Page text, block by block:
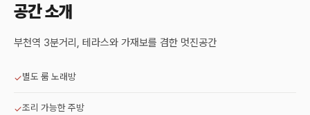
공간 소개
부천역 3분거리, 테라스와 가재보를 겸한 멋진공간
✓별도 룸 노래방
✓조리 가능한 주방